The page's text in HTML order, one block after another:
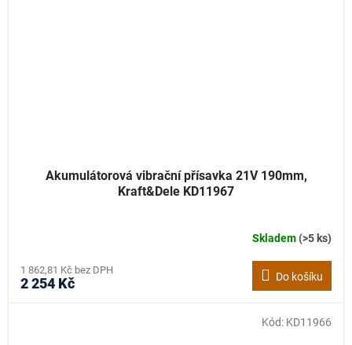
Akumulátorová vibrační přísavka 21V 190mm,
Kraft&Dele KD11967
Skladem(>5 ks)
1 862,81 Kč bez DPH
2 254 Kč Do košíku
Kód: KD11966